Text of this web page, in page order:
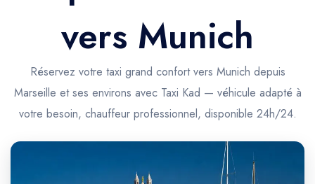
Trajet Gare SNCF
Trajet Port croisière
Trajet Séminaire
Trajet Santé
Taxis aéroport
Réservation
Actualités & évènements
Contactez-nous
vers Munich
Réservez votre taxi grand confort vers Munich depuis
Marseille et ses environs avec Taxi Kad — véhicule adapté à
votre besoin, chauffeur professionnel, disponible 24h/24.